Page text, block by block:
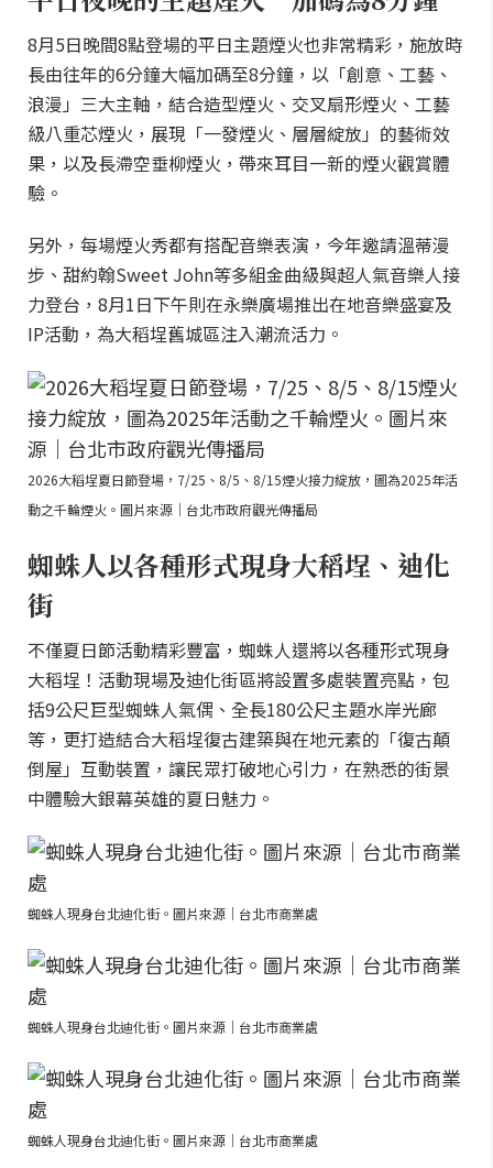
8月5日晚間8點登場的平日主題煙火也非常精彩，施放時
長由往年的6分鐘大幅加碼至8分鐘，以「創意、工藝、
浪漫」三大主軸，結合造型煙火、交叉扇形煙火、工藝
級八重芯煙火，展現「一發煙火、層層綻放」的藝術效
果，以及長滯空垂柳煙火，帶來耳目一新的煙火觀賞體
驗。
另外，每場煙火秀都有搭配音樂表演，今年邀請溫蒂漫
步、甜約翰Sweet John等多組金曲級與超人氣音樂人接
力登台，8月1日下午則在永樂廣場推出在地音樂盛宴及
IP活動，為大稻埕舊城區注入潮流活力。
2026大稻埕夏日節登場，7/25、8/5、8/15煙火接力綻放，圖為2025年活
動之千輪煙火。圖片來源｜台北市政府觀光傳播局
蜘蛛人以各種形式現身大稻埕、迪化
街
不僅夏日節活動精彩豐富，蜘蛛人還將以各種形式現身
大稻埕！活動現場及迪化街區將設置多處裝置亮點，包
括9公尺巨型蜘蛛人氣偶、全長180公尺主題水岸光廊
等，更打造結合大稻埕復古建築與在地元素的「復古顛
倒屋」互動裝置，讓民眾打破地心引力，在熟悉的街景
中體驗大銀幕英雄的夏日魅力。
蜘蛛人現身台北迪化街。圖片來源｜台北市商業處
蜘蛛人現身台北迪化街。圖片來源｜台北市商業處
蜘蛛人現身台北迪化街。圖片來源｜台北市商業處